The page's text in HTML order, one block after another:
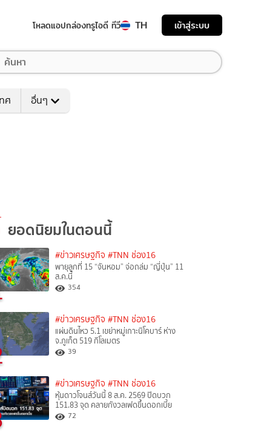
โหลดแอปกล่องทรูไอดี ทีวี TH เข้าสู่ระบบ
ศ อื่นๆ
ยอดนิยมในตอนนี้
#ข่าวเศรษฐกิจ #TNN ช่อง16
พายุลูกที่ 15 “จันหอม” จ่อถล่ม “ญี่ปุ่น” 11
ส.ค.นี้
354
#ข่าวเศรษฐกิจ #TNN ช่อง16
แผ่นดินไหว 5.1 เขย่าหมู่เกาะนิโคบาร์ ห่าง
จ.ภูเก็ต 519 กิโลเมตร
39
#ข่าวเศรษฐกิจ #TNN ช่อง16
หุ้นดาวโจนส์วันนี้ 8 ส.ค. 2569 ปิดบวก
151.83 จุด คลายกังวลเฟดขึ้นดอกเบี้ย
72